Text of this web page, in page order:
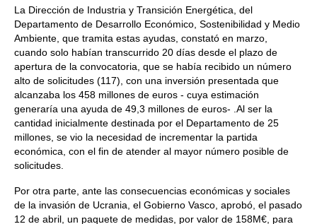
La Dirección de Industria y Transición Energética, del
Departamento de Desarrollo Económico, Sostenibilidad y Medio
Ambiente, que tramita estas ayudas, constató en marzo,
cuando solo habían transcurrido 20 días desde el plazo de
apertura de la convocatoria, que se había recibido un número
alto de solicitudes (117), con una inversión presentada que
alcanzaba los 458 millones de euros - cuya estimación
generaría una ayuda de 49,3 millones de euros- .Al ser la
cantidad inicialmente destinada por el Departamento de 25
millones, se vio la necesidad de incrementar la partida
económica, con el fin de atender al mayor número posible de
solicitudes.
Por otra parte, ante las consecuencias económicas y sociales
de la invasión de Ucrania, el Gobierno Vasco, aprobó, el pasado
12 de abril, un paquete de medidas, por valor de 158M€, para